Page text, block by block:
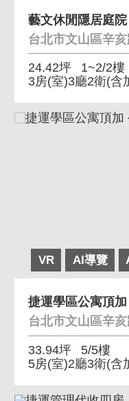
台北市文山區辛
24.42坪
1~2/2樓
3房(室)3廳2衛(含
VR AI導覽
台北市文山區辛
33.94坪
5/5樓
5房(室)2廳3衛(含